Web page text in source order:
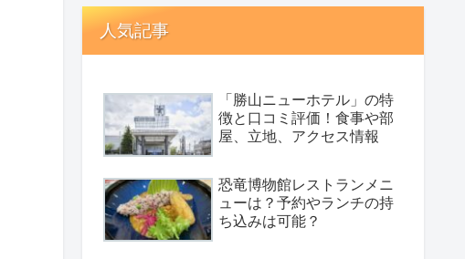
人気記事
「勝山ニューホテル」の特
徴と口コミ評価！食事や部
屋、立地、アクセス情報
恐竜博物館レストランメニ
ューは？予約やランチの持
ち込みは可能？